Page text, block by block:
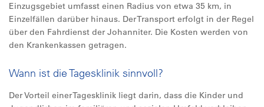
Einzugsgebiet umfasst einen Radius von etwa 35 km, in
Einzelfällen darüber hinaus. Der Transport erfolgt in der Regel
über den Fahrdienst der Johanniter. Die Kosten werden von
den Krankenkassen getragen.
Wann ist die Tagesklinik sinnvoll?
Der Vorteil einer Tagesklinik liegt darin, dass die Kinder und